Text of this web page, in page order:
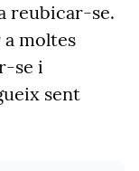
reubicar-se.
a moltes
se i
sent